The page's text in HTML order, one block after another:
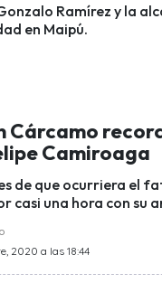
Ramírez y la
en Maipú.
Cárcamo
Camiroaga
de que ocurriera el
casi una hora con su
2020 a las 18:44